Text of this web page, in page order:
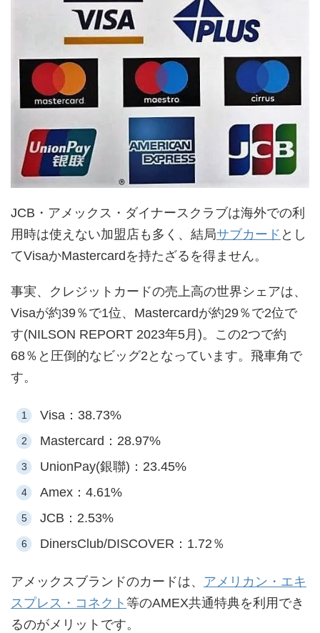
JCB・アメックス・ダイナースクラブは海外での利
用時は使えない加盟店も多く、結局サブカード とし
てVisaかMastercardを持たざるを得ません。
事実、クレジットカードの売上高の世界シェアは、
Visaが約39％で1位、Mastercardが約29％で2位で
す(NILSON REPORT 2023年5月)。この2つで約
68％と圧倒的なビッグ2となっています。飛車角で
す。
Visa：38.73%
Mastercard：28.97%
UnionPay(銀聯)：23.45%
Amex：4.61%
JCB：2.53%
DinersClub/DISCOVER：1.72％
アメックスブランドのカードは、 アメリカン・エキ
スプレス・コネクト 等のAMEX共通特典を利用でき
るのがメリットです。